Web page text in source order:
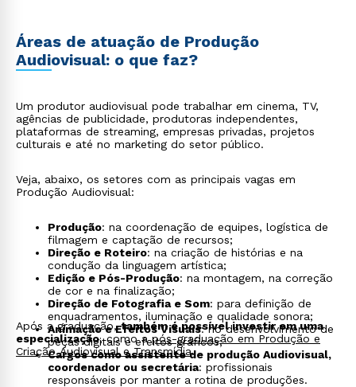
Áreas de atuação de Produção
Audiovisual: o que faz?
Um produtor audiovisual pode trabalhar em cinema, TV,
agências de publicidade, produtoras independentes,
plataformas de streaming, empresas privadas, projetos
culturais e até no marketing do setor público.
Veja, abaixo, os setores com as principais vagas em
Produção Audiovisual:
Produção: na coordenação de equipes, logística de
filmagem e captação de recursos;
Direção e Roteiro: na criação de histórias e na
condução da linguagem artística;
Edição e Pós-Produção: na montagem, na correção
de cor e na finalização;
Direção de Fotografia e Som: para definição de
enquadramentos, iluminação e qualidade sonora;
Animação e Efeitos Visuais: no desenvolvimento de
peças digitais e efeitos gráficos;
Cargos como assistente de produção Audiovisual,
coordenador ou secretária: profissionais
responsáveis por manter a rotina de produções.
Após a graduação,também é possível investir em uma
especialização, como após-graduação em Produção e
Criação Audiovisual e Transmídia.